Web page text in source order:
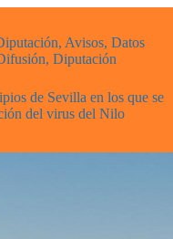
, Avisos,Datos
,Diputación
de Sevilla en los que se
del virus del Nilo